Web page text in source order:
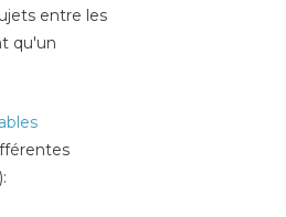
entre les
qu'un